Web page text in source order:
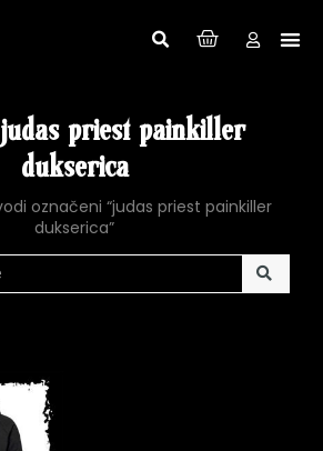
priest painkiller
dukserica
označeni “judas priest painkiller
dukserica”